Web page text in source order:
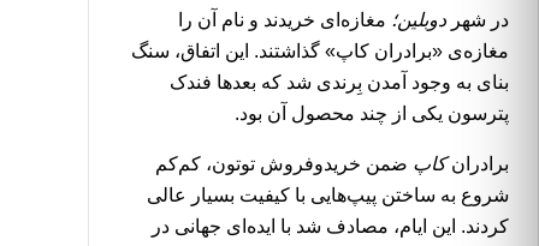
در شهر دوبلین؛ مغازه‌ای خریدند و نام آن را
مغازه‌ی «برادران کاپ» گذاشتند. این اتفاق، سنگ
بنای به وجود آمدن بِرندی شد که بعدها فندک
پترسون یکی از چند محصول آن بود.
برادرانکاپ ضمن خریدوفروش توتون، کم‌کم
شروع به ساختن پیپ‌هایی با کیفیت بسیار عالی
کردند. این ایام، مصادف شد با ایده‌ای جهانی در